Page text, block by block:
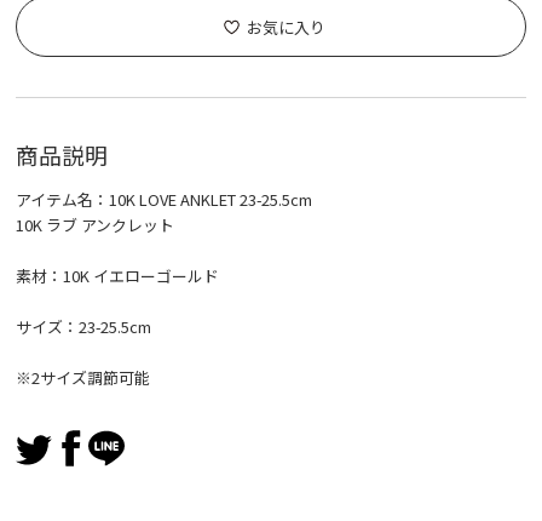
お気に入り
商品説明
アイテム名：10K LOVE ANKLET 23-25.5cm
10K ラブ アンクレット
素材：10K イエローゴールド
サイズ：23-25.5cm
※2サイズ調節可能